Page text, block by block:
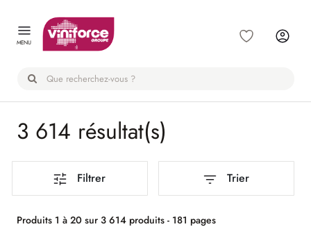
MENU
3 614 résultat(s)
Filtrer Trier
Produits 1 à 20 sur 3 614 produits - 181 pages